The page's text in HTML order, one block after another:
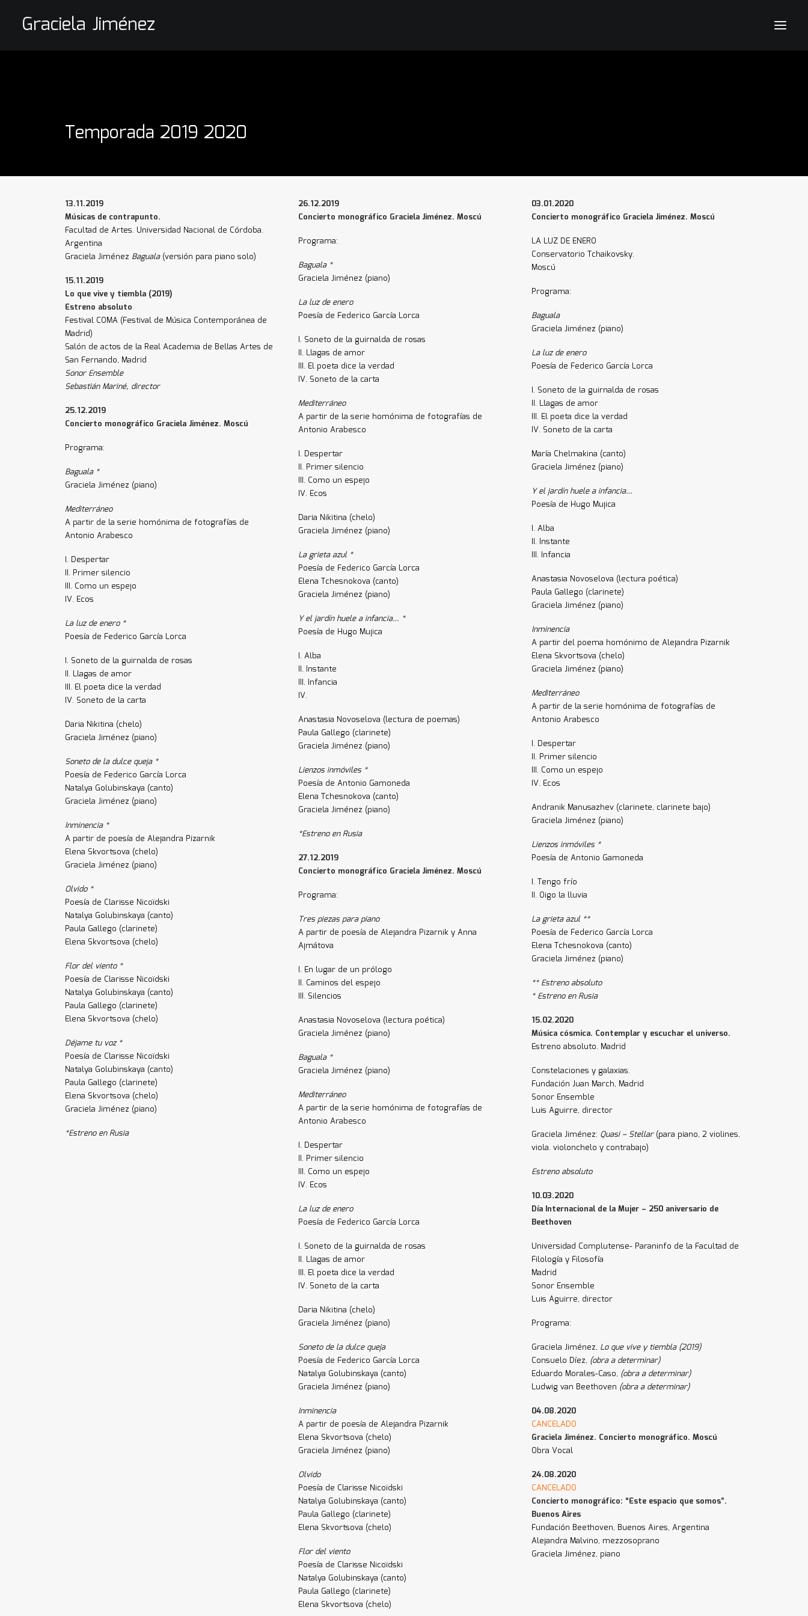
Graciela Jiménez
Temporada 2019 2020
13.11.2019
Músicas de contrapunto.
Facultad de Artes. Universidad Nacional de Córdoba.
Argentina
Graciela Jiménez Baguala(versión para piano solo)
15.11.2019
Lo que vive y tiembla (2019)
Estreno absoluto
Festival COMA (Festival de Música Contemporánea de
Madrid)
Salón de actos de la Real Academia de Bellas Artes de
San Fernando, Madrid
Sonor Ensemble
Sebastián Mariné, director
25.12.2019
Concierto monográfico Graciela Jiménez. Moscú
Programa:
Baguala *
Graciela Jiménez (piano)
Mediterráneo
A partir de la serie homónima de fotografías de
Antonio Arabesco
I. Despertar
II. Primer silencio
III. Como un espejo
IV. Ecos
La luz de enero *
Poesía de Federico García Lorca
I. Soneto de la guirnalda de rosas
II. Llagas de amor
III. El poeta dice la verdad
IV. Soneto de la carta
Daria Nikitina (chelo)
Graciela Jiménez (piano)
Soneto de la dulce queja *
Poesía de Federico García Lorca
Natalya Golubinskaya (canto)
Graciela Jiménez (piano)
Inminencia *
A partir de poesía de Alejandra Pizarnik
Elena Skvortsova (chelo)
Graciela Jiménez (piano)
Olvido *
Poesía de Clarisse Nicoïdski
Natalya Golubinskaya (canto)
Paula Gallego (clarinete)
Elena Skvortsova (chelo)
Flor del viento *
Poesía de Clarisse Nicoïdski
Natalya Golubinskaya (canto)
Paula Gallego (clarinete)
Elena Skvortsova (chelo)
Déjame tu voz *
Poesía de Clarisse Nicoïdski
Natalya Golubinskaya (canto)
Paula Gallego (clarinete)
Elena Skvortsova (chelo)
Graciela Jiménez (piano)
*Estreno en Rusia
26.12.2019
Concierto monográfico Graciela Jiménez. Moscú
Programa:
Baguala *
Graciela Jiménez (piano)
La luz de enero
Poesía de Federico García Lorca
I. Soneto de la guirnalda de rosas
II. Llagas de amor
III. El poeta dice la verdad
IV. Soneto de la carta
Mediterráneo
A partir de la serie homónima de fotografías de
Antonio Arabesco
I. Despertar
II. Primer silencio
III. Como un espejo
IV. Ecos
Daria Nikitina (chelo)
Graciela Jiménez (piano)
La grieta azul *
Poesía de Federico García Lorca
Elena Tchesnokova (canto)
Graciela Jiménez (piano)
Y el jardín huele a infancia… *
Poesía de Hugo Mujica
I. Alba
II. Instante
III. Infancia
IV.
Anastasia Novoselova (lectura de poemas)
Paula Gallego (clarinete)
Graciela Jiménez (piano)
Lienzos inmóviles *
Poesía de Antonio Gamoneda
Elena Tchesnokova (canto)
Graciela Jiménez (piano)
*Estreno en Rusia
27.12.2019
Concierto monográfico Graciela Jiménez. Moscú
Programa:
Tres piezas para piano
A partir de poesía de Alejandra Pizarnik y Anna
Ajmátova
I. En lugar de un prólogo
II. Caminos del espejo
III. Silencios
Anastasia Novoselova (lectura poética)
Graciela Jiménez (piano)
Baguala *
Graciela Jiménez (piano)
Mediterráneo
A partir de la serie homónima de fotografías de
Antonio Arabesco
I. Despertar
II. Primer silencio
III. Como un espejo
IV. Ecos
La luz de enero
Poesía de Federico García Lorca
I. Soneto de la guirnalda de rosas
II. Llagas de amor
III. El poeta dice la verdad
IV. Soneto de la carta
Daria Nikitina (chelo)
Graciela Jiménez (piano)
Soneto de la dulce queja
Poesía de Federico García Lorca
Natalya Golubinskaya (canto)
Graciela Jiménez (piano)
Inminencia
A partir de poesía de Alejandra Pizarnik
Elena Skvortsova (chelo)
Graciela Jiménez (piano)
Olvido
Poesía de Clarisse Nicoïdski
Natalya Golubinskaya (canto)
Paula Gallego (clarinete)
Elena Skvortsova (chelo)
Flor del viento
Poesía de Clarisse Nicoïdski
Natalya Golubinskaya (canto)
Paula Gallego (clarinete)
Elena Skvortsova (chelo)
03.01.2020
Concierto monográfico Graciela Jiménez. Moscú
LA LUZ DE ENERO
Conservatorio Tchaikovsky.
Moscú
Programa:
Baguala
Graciela Jiménez (piano)
La luz de enero
Poesía de Federico García Lorca
I. Soneto de la guirnalda de rosas
II. Llagas de amor
III. El poeta dice la verdad
IV. Soneto de la carta
María Chelmakina (canto)
Graciela Jiménez (piano)
Y el jardín huele a infancia…
Poesía de Hugo Mujica
I. Alba
II. Instante
III. Infancia
Anastasia Novoselova (lectura poética)
Paula Gallego (clarinete)
Graciela Jiménez (piano)
Inminencia
A partir del poema homónimo de Alejandra Pizarnik
Elena Skvortsova (chelo)
Graciela Jiménez (piano)
Mediterráneo
A partir de la serie homónima de fotografías de
Antonio Arabesco
I. Despertar
II. Primer silencio
III. Como un espejo
IV. Ecos
Andranik Manusazhev (clarinete, clarinete bajo)
Graciela Jiménez (piano)
Lienzos inmóviles *
Poesía de Antonio Gamoneda
I. Tengo frío
II. Oigo la lluvia
La grieta azul **
Poesía de Federico García Lorca
Elena Tchesnokova (canto)
Graciela Jiménez (piano)
** Estreno absoluto
* Estreno en Rusia
15.02.2020
Música cósmica. Contemplar y escuchar el universo.
Estreno absoluto. Madrid
Constelaciones y galaxias.
Fundación Juan March, Madrid
Sonor Ensemble
Luis Aguirre, director
Graciela Jiménez: Quasi – Stellar(para piano, 2 violines,
viola. violonchelo y contrabajo)
Estreno absoluto
10.03.2020
Día Internacional de la Mujer – 250 aniversario de
Beethoven
Universidad Complutense- Paraninfo de la Facultad de
Filología y Filosofía
Madrid
Sonor Ensemble
Luis Aguirre, director
Programa:
Graciela Jiménez, Lo que vive y tiembla (2019)
Consuelo Díez, (obra a determinar)
Eduardo Morales-Caso, (obra a determinar)
Ludwig van Beethoven (obra a determinar)
04.08.2020
CANCELADO
Graciela Jiménez. Concierto monográfico. Moscú
Obra Vocal
24.08.2020
CANCELADO
Concierto monográfico: “Este espacio que somos”.
Buenos Aires
Fundación Beethoven, Buenos Aires, Argentina
Alejandra Malvino, mezzosoprano
Graciela Jiménez, piano